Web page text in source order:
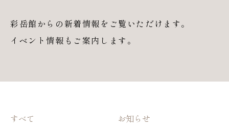
彩岳館からの新着情報をご覧いただけます。
イベント情報もご案内します。
すべて お知らせ